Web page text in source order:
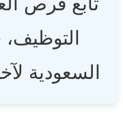
التوظيف،
السعودية